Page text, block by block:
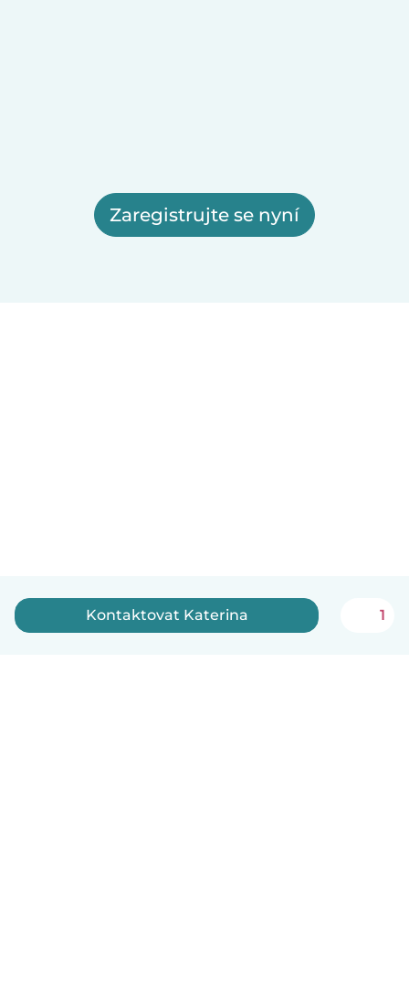
Zaregistrujte se nyní
Kontaktovat Katerina 1